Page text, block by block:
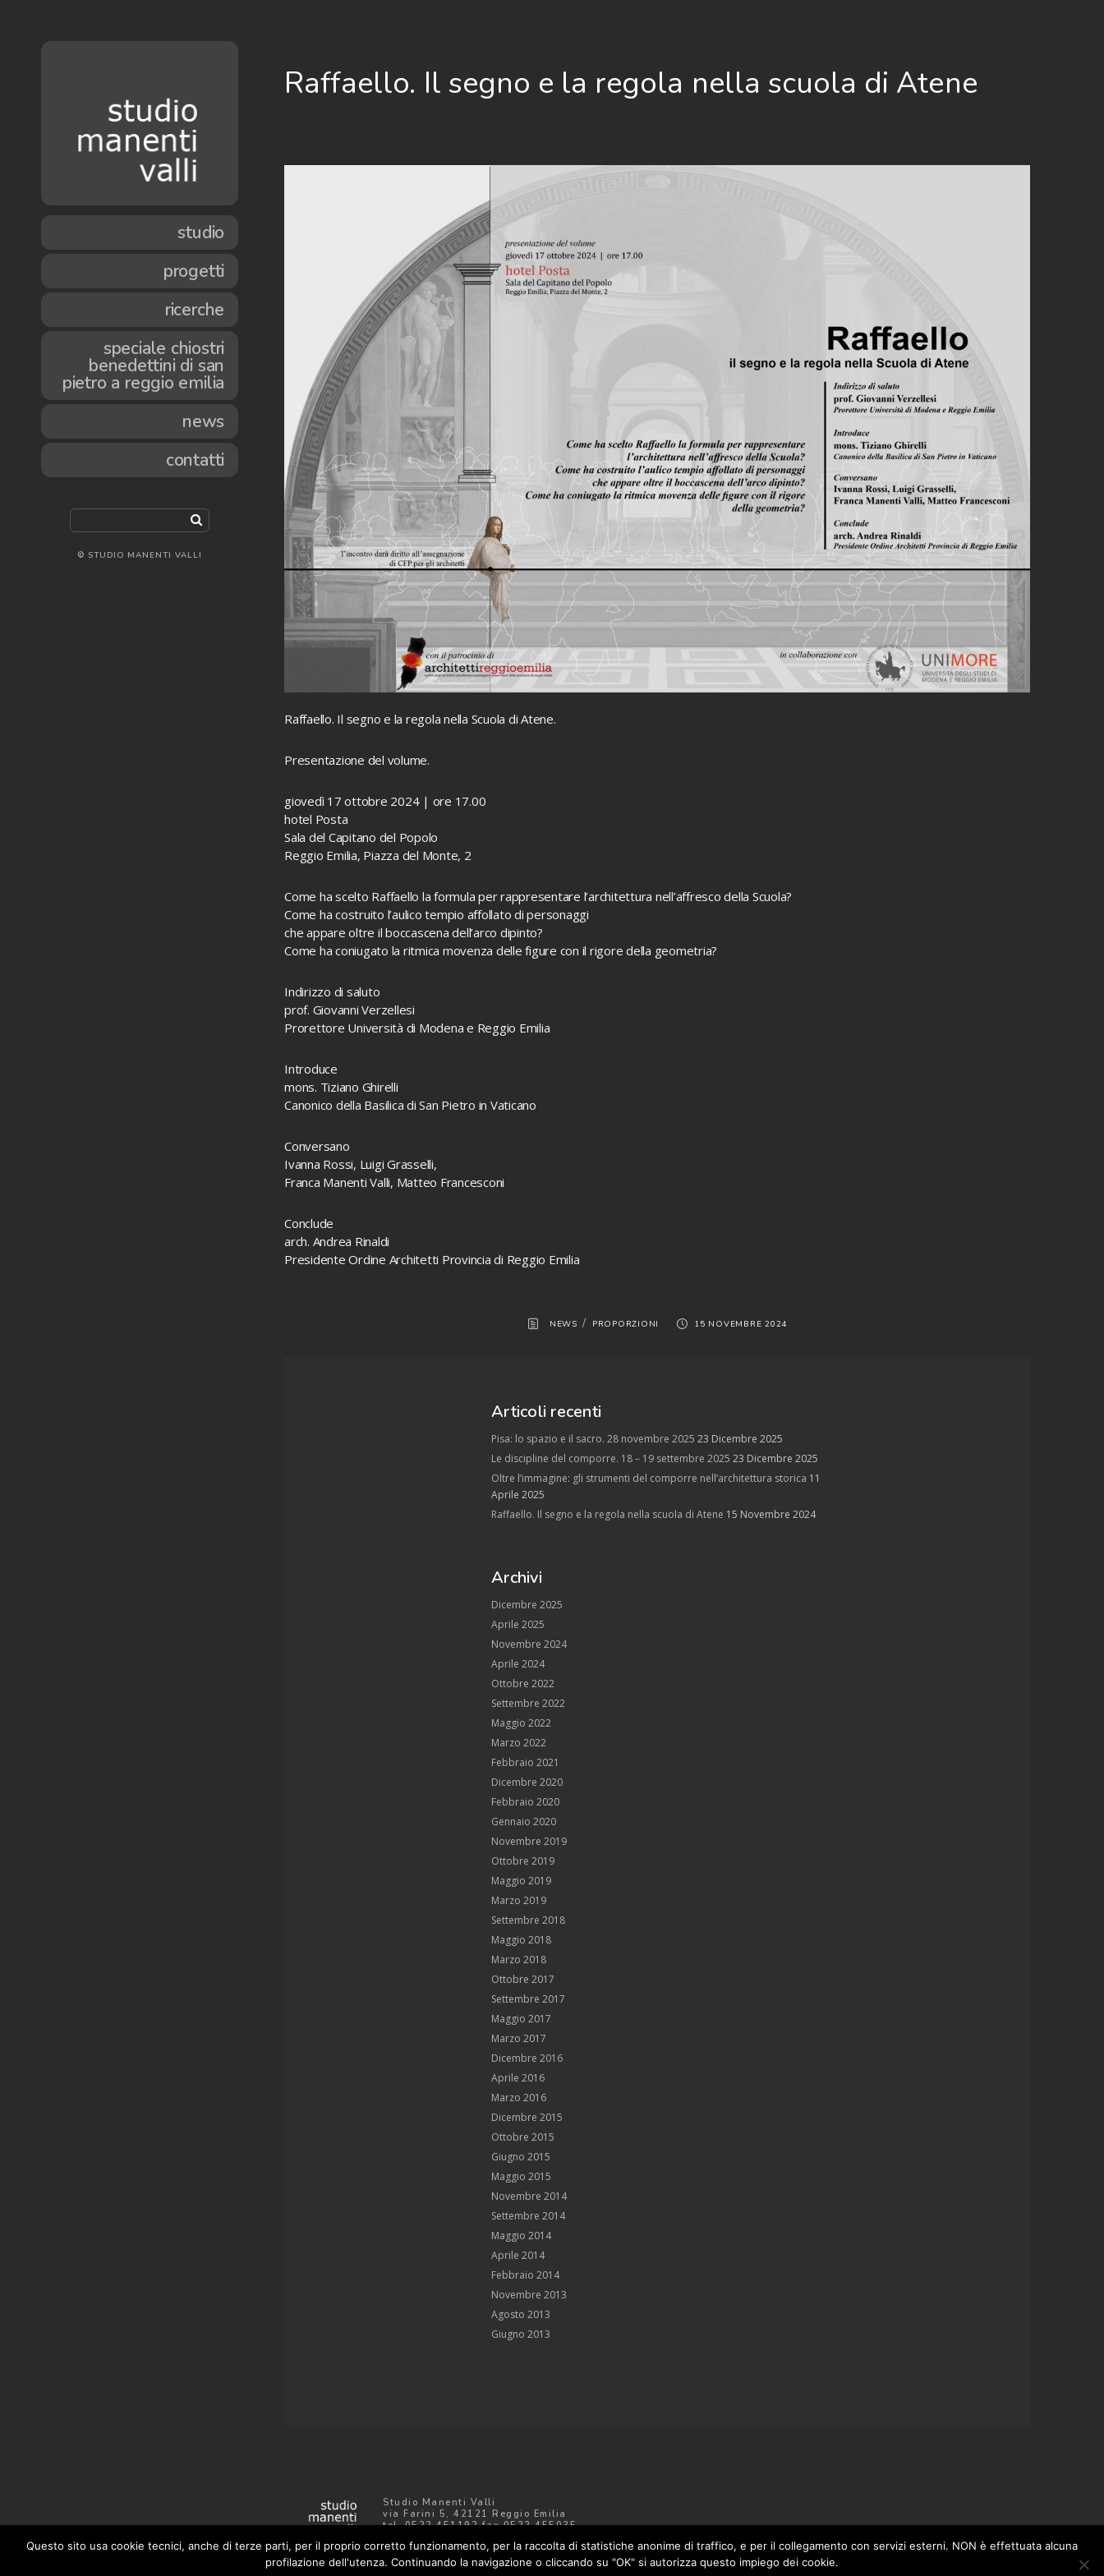
studio
progetti
ricerche
speciale chiostri
benedettini di san
pietro a reggio emilia
news
contatti
© STUDIO MANENTI VALLI
Raffaello. Il segno e la regola nella scuola di Atene
Raffaello. Il segno e la regola nella Scuola di Atene.
Presentazione del volume.
giovedì 17 ottobre 2024 | ore 17.00
hotel Posta
Sala del Capitano del Popolo
Reggio Emilia, Piazza del Monte, 2
Come ha scelto Raffaello la formula per rappresentare l’architettura nell’affresco della Scuola?
Come ha costruito l’aulico tempio affollato di personaggi
che appare oltre il boccascena dell’arco dipinto?
Come ha coniugato la ritmica movenza delle figure con il rigore della geometria?
Indirizzo di saluto
prof. Giovanni Verzellesi
Prorettore Università di Modena e Reggio Emilia
Introduce
mons. Tiziano Ghirelli
Canonico della Basilica di San Pietro in Vaticano
Conversano
Ivanna Rossi, Luigi Grasselli,
Franca Manenti Valli, Matteo Francesconi
Conclude
arch. Andrea Rinaldi
Presidente Ordine Architetti Provincia di Reggio Emilia
NEWS / PROPORZIONI 15 NOVEMBRE 2024
Articoli recenti
Pisa: lo spazio e il sacro. 28 novembre 2025 23 Dicembre 2025
Le discipline del comporre. 18 – 19 settembre 2025 23 Dicembre 2025
Oltre l’immagine: gli strumenti del comporre nell’architettura storica 11
Aprile 2025
Raffaello. Il segno e la regola nella scuola di Atene 15 Novembre 2024
Archivi
Dicembre 2025
Aprile 2025
Novembre 2024
Aprile 2024
Ottobre 2022
Settembre 2022
Maggio 2022
Marzo 2022
Febbraio 2021
Dicembre 2020
Febbraio 2020
Gennaio 2020
Novembre 2019
Ottobre 2019
Maggio 2019
Marzo 2019
Settembre 2018
Maggio 2018
Marzo 2018
Ottobre 2017
Settembre 2017
Maggio 2017
Marzo 2017
Dicembre 2016
Aprile 2016
Marzo 2016
Dicembre 2015
Ottobre 2015
Giugno 2015
Maggio 2015
Novembre 2014
Settembre 2014
Maggio 2014
Aprile 2014
Febbraio 2014
Novembre 2013
Agosto 2013
Giugno 2013
Studio Manenti Valli
via Farini 5, 42121 Reggio Emilia
tel. 0522.451192 fax 0522.455035
Questo sito usa cookie tecnici, anche di terze parti, per il proprio corretto funzionamento, per la raccolta di statistiche anonime di traffico, e per il collegamento con servizi esterni. NON è effettuata alcuna
profilazione dell'utenza. Continuando la navigazione o cliccando su "OK" si autorizza questo impiego dei cookie.